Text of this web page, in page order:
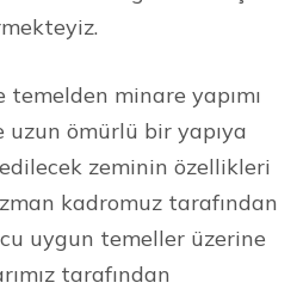
temelden minare yapımı
ömürlü bir yapıya
zeminin özellikleri
kadromuz tarafından
uygun temeller üzerine
tarafından